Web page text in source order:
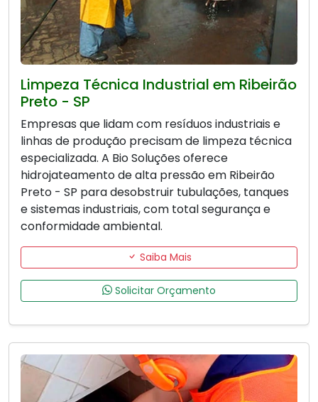
Limpeza Técnica Industrial em Ribeirão
Preto - SP
Empresas que lidam com resíduos industriais e
linhas de produção precisam de limpeza técnica
especializada. A Bio Soluções oferece
hidrojateamento de alta pressão em Ribeirão
Preto - SP para desobstruir tubulações, tanques
e sistemas industriais, com total segurança e
conformidade ambiental.
Saiba Mais
Solicitar Orçamento